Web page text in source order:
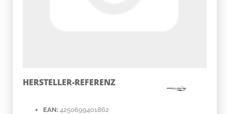
HERSTELLER-REFERENZ
EAN: 4250699401862